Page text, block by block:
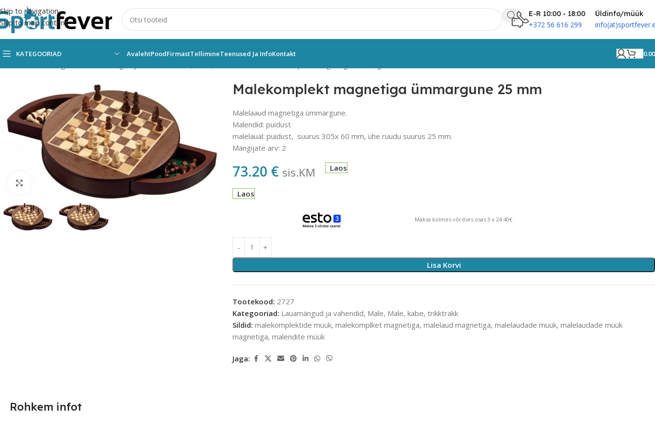
Skip to navigation
Skip to main content
E-R 10:00 - 18:00
+372 56 616 299
Üldinfo/müük
KATEGOORIAD AvalehtPoodFirmastTellimineTeenused Ja InfoKontakt
Suurendamiseks klõpsake
Malekomplekt magnetiga ümmargune 25 mm
Malelaaud magnetiga ümmargune.
Malendid: puidust
malelaual: puidust, suurus 305x 60 mm, ühe ruudu suurus 25 mm.
Mängijate arv: 2
73.20 € sis.KM Laos
Laos
Maksa kolmes võrdses osas 3 x 24.40€
Lisa Korvi
Tootekood: 2727
Kategooriad: Lauamängud ja vahendid, Male, Male, kabe, trikktrakk
Sildid: malekomplektide müük, malekomplket magnetiga, malelaud magnetiga, malelaudade müük, malelaudade müük
magnetiga, malendite müük
Jaga:
Rohkem infot